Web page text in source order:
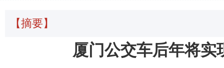
【摘要】
厦门公交车后年将实